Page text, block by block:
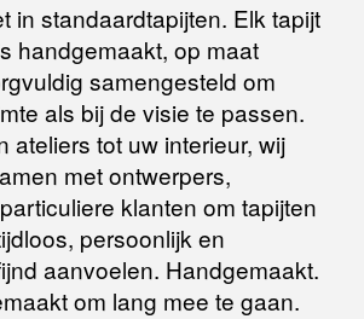
mogelijk terug, maar uiterlijkbinnen 14
.
kunt u terecht op:
in standaardtapijten. Elk tapijt
handgemaakt, op maat
samengesteld om
als bij de visie te passen.
ateliers tot uw interieur, wij
met ontwerpers,
klanten om tapijten
persoonlijk en
aanvoelen. Handgemaakt.
om lang mee te gaan.